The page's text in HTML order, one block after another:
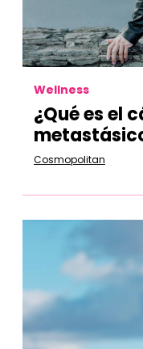
Wellness
¿Qué es el
Cosmopolitan